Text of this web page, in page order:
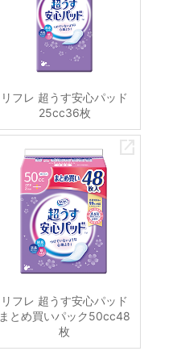
リフレ 超うす安心パッド
25cc36枚
リフレ 超うす安心パッド
まとめ買いパック50cc48
枚